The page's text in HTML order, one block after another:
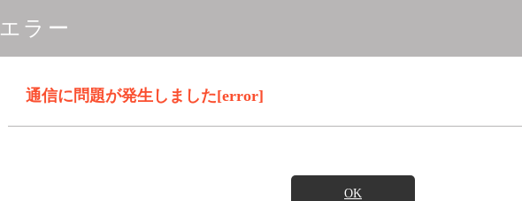
エラー
通信に問題が発生しました[error]
OK